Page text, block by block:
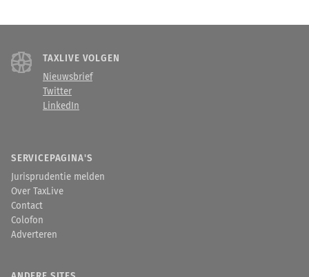
TAXLIVE VOLGEN
Nieuwsbrief
Twitter
LinkedIn
SERVICEPAGINA'S
Jurisprudentie melden
Over TaxLive
Contact
Colofon
Adverteren